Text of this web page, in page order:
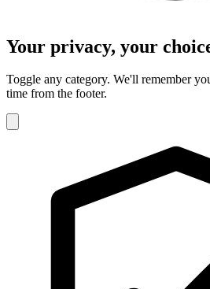
Your privacy, your
Toggle any category. We'll remember
time from the footer.